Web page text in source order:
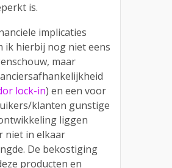
is.
implicaties
ik hierbij nog niet eens
maar
lock-in) en een voor
klanten gunstige
liggen
niet in elkaar
De bekostiging
producten en